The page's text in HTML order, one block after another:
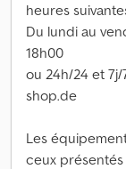
heures
Du lundi au
18h00
ou 24h/24 et
shop.de
Les
ceux présentés